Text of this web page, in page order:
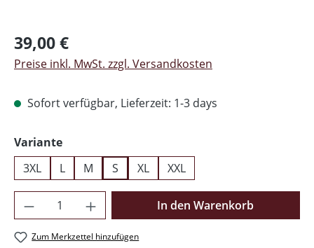
Regulärer Preis:
39,00 €
Preise inkl. MwSt. zzgl. Versandkosten
Sofort verfügbar, Lieferzeit: 1-3 days
Varianteauswählen
3XL
L M S XL XXL
Produkt Anzahl: Gib den gewünschten
In den Warenkorb
Zum Merkzettel hinzufügen